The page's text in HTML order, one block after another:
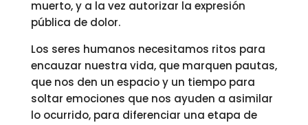
muerto, y a la vez autorizar la expresión
pública de dolor.
Los seres humanos necesitamos ritos para
encauzar nuestra vida, que marquen pautas,
que nos den un espacio y un tiempo para
soltar emociones que nos ayuden a asimilar
lo ocurrido, para diferenciar una etapa de